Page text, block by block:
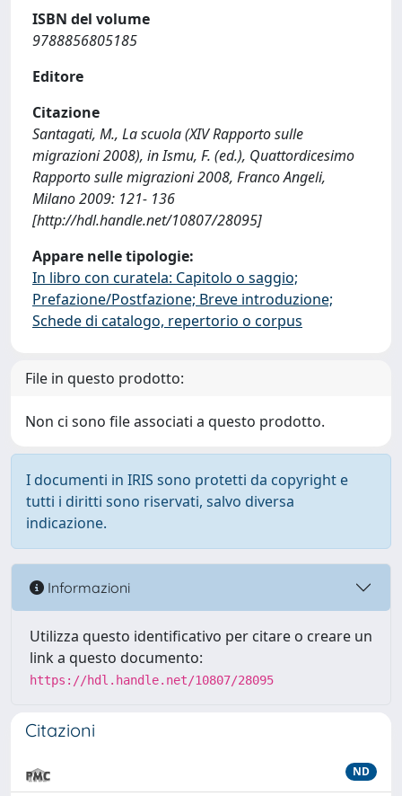
ISBN del volume
9788856805185
Editore
Citazione
Santagati, M., La scuola (XIV Rapporto sulle
migrazioni 2008), in Ismu, F. (ed.), Quattordicesimo
Rapporto sulle migrazioni 2008, Franco Angeli,
Milano 2009: 121- 136
[http://hdl.handle.net/10807/28095]
Appare nelle tipologie:
In libro con curatela: Capitolo o saggio;
Prefazione/Postfazione; Breve introduzione;
Schede di catalogo, repertorio o corpus
File in questo prodotto:
Non ci sono file associati a questo prodotto.
I documenti in IRIS sono protetti da copyright e
tutti i diritti sono riservati, salvo diversa
indicazione.
Informazioni
Utilizza questo identificativo per citare o creare un
link a questo documento:
https://hdl.handle.net/10807/28095
Citazioni
ND